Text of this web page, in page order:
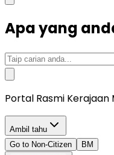
Apa yang
Portal Rasmi Kerajaan
Ambil tahu
Go to Non-Citizen
BM